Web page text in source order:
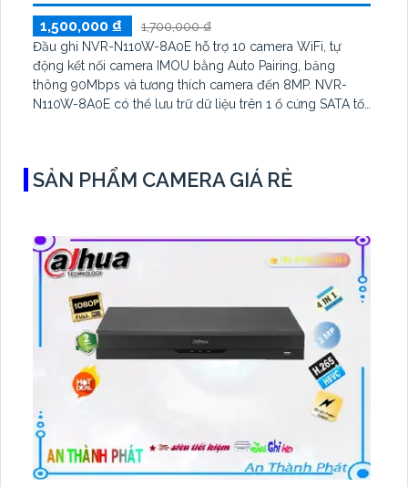
1,500,000 ₫
1,700,000 ₫
Đầu ghi NVR-N110W-8A0E hỗ trợ 10 camera WiFi, tự
động kết nối camera IMOU bằng Auto Pairing, băng
thông 90Mbps và tương thích camera đến 8MP. NVR-
N110W-8A0E có thể lưu trữ dữ liệu trên 1 ổ cứng SATA tối
SẢN PHẨM CAMERA GIÁ RẺ